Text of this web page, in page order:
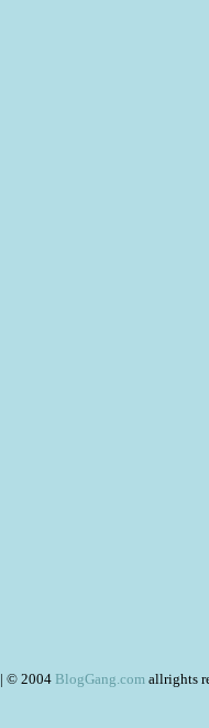
| © 2004 BlogGang.com allrights